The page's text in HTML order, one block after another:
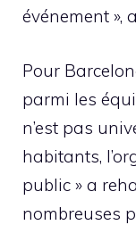
événement »,
Pour
parmi les
n’est pas
habitants,
public » a
nombreuses